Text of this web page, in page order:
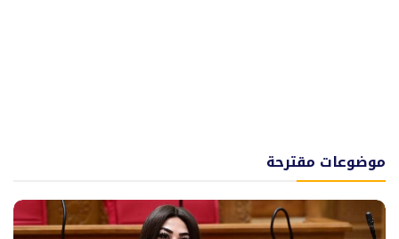
موضوعات مقترحة